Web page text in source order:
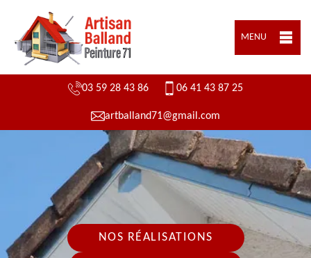
MENU
03 59 28 43 86 06 41 43 87 25
artballand71@gmail.com
NOS RÉALISATIONS